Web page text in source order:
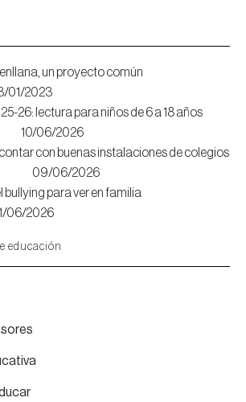
un proyecto común
01/2023
26: lectura para niños de 6 a 18 años
10/06/2026
con buenas instalaciones de colegios
09/06/2026
bullying para ver en familia
06/2026
educación